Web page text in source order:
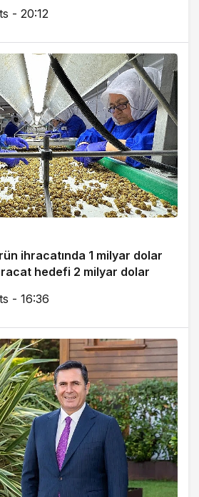
- 20:12
ihracatında 1 milyar dolar
hedefi 2 milyar dolar
- 16:36